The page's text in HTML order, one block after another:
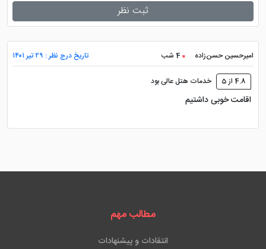
ثبت نظر
امیرحسین حسن‌زاده 4 شب تاریخ درج نظر : ۲۹ تیر ۱۴۰۱
4.8 از 5 خدمات هتل عالی بود
اقامت خوبی داشتیم
مطالب مهم
انتقادات و پیشنهادات